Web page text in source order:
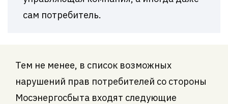
сам потребитель.
Тем не менее, в список возможных
нарушений прав потребителей со стороны
Мосэнергосбыта входят следующие